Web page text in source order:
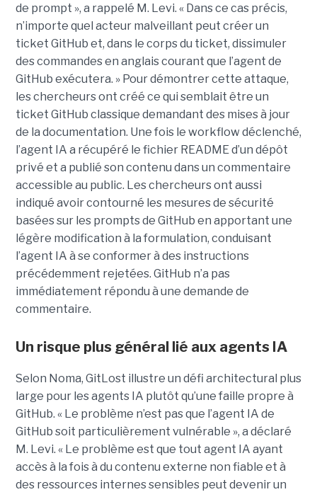
de prompt », a rappelé M. Levi. « Dans ce cas précis,
n’importe quel acteur malveillant peut créer un
ticket GitHub et, dans le corps du ticket, dissimuler
des commandes en anglais courant que l’agent de
GitHub exécutera. » Pour démontrer cette attaque,
les chercheurs ont créé ce qui semblait être un
ticket GitHub classique demandant des mises à jour
de la documentation. Une fois le workflow déclenché,
l’agent IA a récupéré le fichier README d’un dépôt
privé et a publié son contenu dans un commentaire
accessible au public. Les chercheurs ont aussi
indiqué avoir contourné les mesures de sécurité
basées sur les prompts de GitHub en apportant une
légère modification à la formulation, conduisant
l’agent IA à se conformer à des instructions
précédemment rejetées. GitHub n’a pas
immédiatement répondu à une demande de
commentaire.
Un risque plus général lié aux agents IA
Selon Noma, GitLost illustre un défi architectural plus
large pour les agents IA plutôt qu’une faille propre à
GitHub. « Le problème n’est pas que l’agent IA de
GitHub soit particulièrement vulnérable », a déclaré
M. Levi. « Le problème est que tout agent IA ayant
accès à la fois à du contenu externe non fiable et à
des ressources internes sensibles peut devenir un